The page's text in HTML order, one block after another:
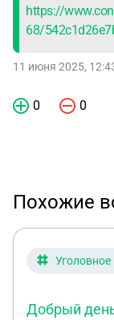
https://
68/
11 июня 2025,
0 0
Похожие
Уголовное
Добрый